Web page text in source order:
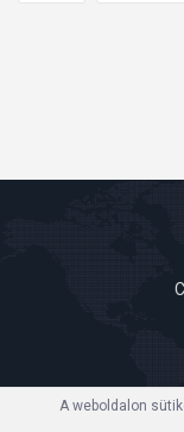
A weboldalon